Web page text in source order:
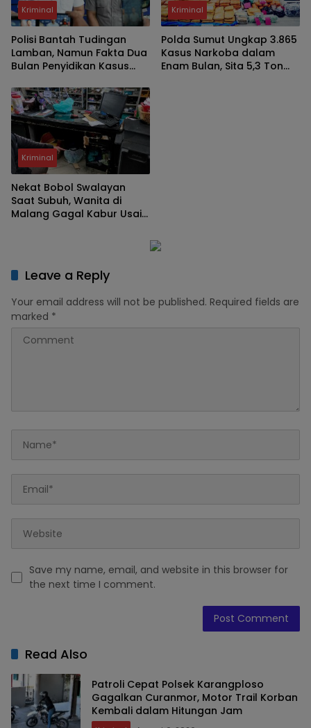
Kriminal
Polisi Bantah Tudingan
Lamban, Namun Fakta Dua
Bulan Penyidikan Kasus
Sorotan
Kriminal
Polda Sumut Ungkap 3.865
Kasus Narkoba dalam
Enam Bulan, Sita 5,3 Ton
Kriminal
Nekat Bobol Swalayan
Saat Subuh, Wanita di
Malang Gagal Kabur Usai
Leave a Reply
Your email address will not be published. Required fields are
marked *
Save my name, email, and website in this browser for
the next time I comment.
Read Also
Patroli Cepat Polsek Karangploso
Gagalkan Curanmor, Motor Trail Korban
Kembali dalam Hitungan Jam